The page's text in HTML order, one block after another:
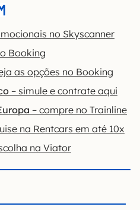
no Skyscanner
Booking
as opções no Booking
– simule e contrate aqui
– compre no Trainline
na Rentcars em até 10x
na Viator